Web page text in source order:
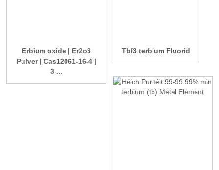
Erbium oxide | Er2o3
Pulver | Cas12061-16-4 |
3 ...
Tbf3 terbium Fluorid